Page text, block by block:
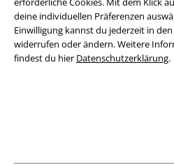
deine individuellen Präferenzen
Einwilligung kannst du jederzeit in den
widerrufen oder ändern. Weitere
findest du hier Datenschutzerklärung.
Entsorgung und Umweltschutz
Konformitätserklärung